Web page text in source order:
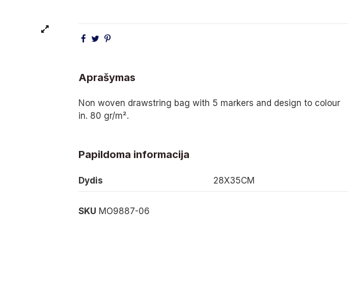
Aprašymas
Non woven drawstring bag with 5 markers and design to colour
in. 80 gr/m².
Papildoma informacija
Dydis 28X35CM
SKU MO9887-06